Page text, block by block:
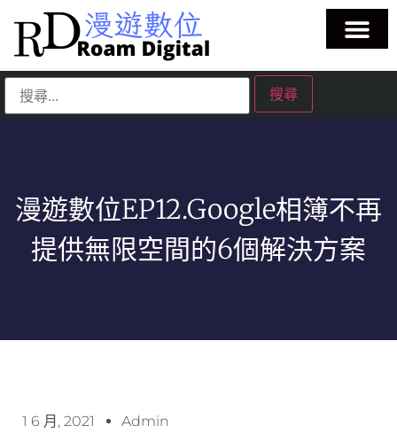
漫遊數位EP12.Google相簿不再
提供無限空間的6個解決方案
1 6 月, 2021 Admin